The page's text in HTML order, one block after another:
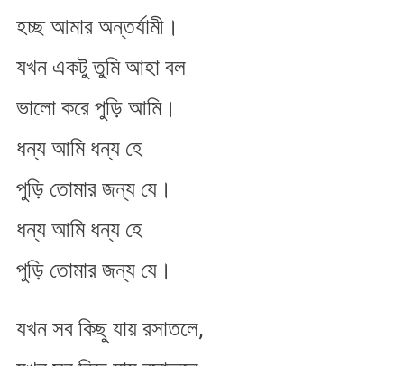
হচ্ছ আমার অন্তর্যামী।
যখন একটু তুমি আহা বল
ভালো করে পুড়ি আমি।
ধন্য আমি ধন্য হে
পুড়ি তোমার জন্য যে।
ধন্য আমি ধন্য হে
পুড়ি তোমার জন্য যে।
যখন সব কিছু যায় রসাতলে,